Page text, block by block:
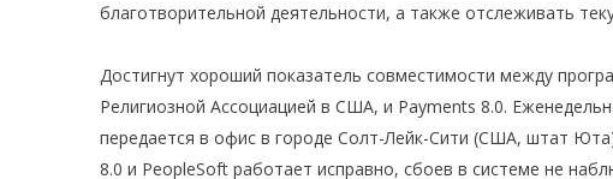
благотворительной деятельности, а также отслеживать
Достигнут хороший показатель совместимости между
Религиозной Ассоциацией в США, и Payments 8.0.
передается в офис в городе Солт-Лейк-Сити (США, штат
8.0 и PeopleSoft работает исправно, сбоев в системе не